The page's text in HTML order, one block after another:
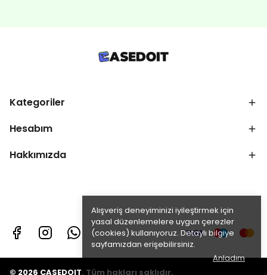
Alışveriş deneyiminizi iyileştirmek için
yasal düzenlemelere uygun çerezler
(cookies) kullanıyoruz. Detaylı bilgiye
sayfamızdan erişebilirsiniz.
Anladım
Kategoriler
Hesabım
Hakkımızda
© 2026 CASEDOIT. Tüm hakları saklıdır.